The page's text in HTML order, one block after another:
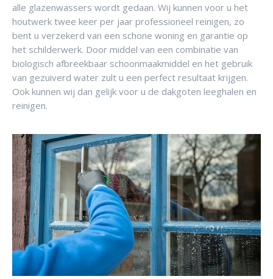
alle glazenwassers wordt gedaan. Wij kunnen voor u het
houtwerk twee keer per jaar professioneel reinigen, zo
bent u verzekerd van een schone woning en garantie op
het schilderwerk. Door middel van een combinatie van
biologisch afbreekbaar schoonmaakmiddel en het gebruik
van gezuiverd water zult u een perfect resultaat krijgen.
Ook kunnen wij dan gelijk voor u de dakgoten leeghalen en
reinigen.